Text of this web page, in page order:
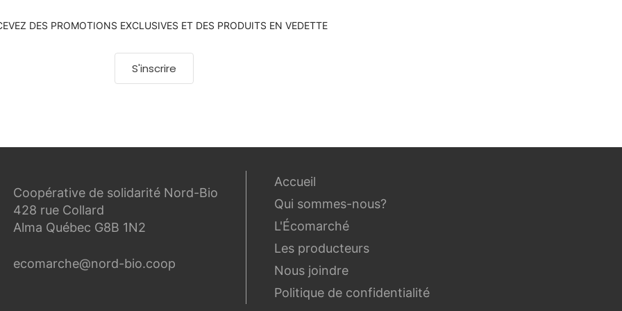
DES PROMOTIONS EXCLUSIVES ET DES PRODUITS EN VEDETTE
S'inscrire
Coopérative de solidarité Nord-Bio
428 rue Collard
Alma Québec G8B 1N2
ecomarche@nord-bio.coop
Accueil
Qui sommes-nous?
L'Écomarché
Les producteurs
Nous joindre
Politique de confidentialité